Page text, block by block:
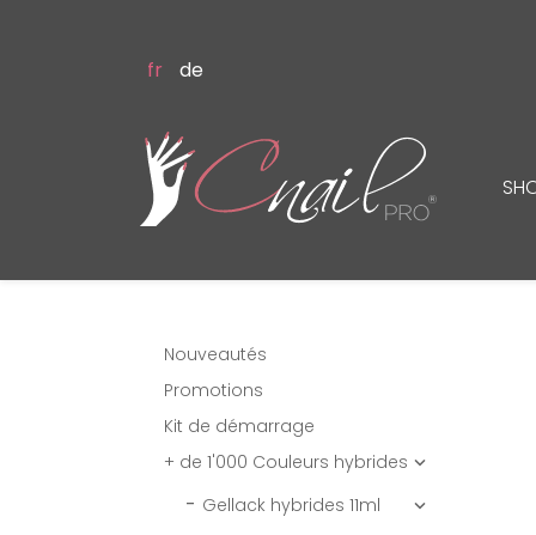
fr de
Nouveautés
Promotions
Kit de démarrage
+ de 1'000 Couleurs hybrides 
Gellack hybrides 11ml 